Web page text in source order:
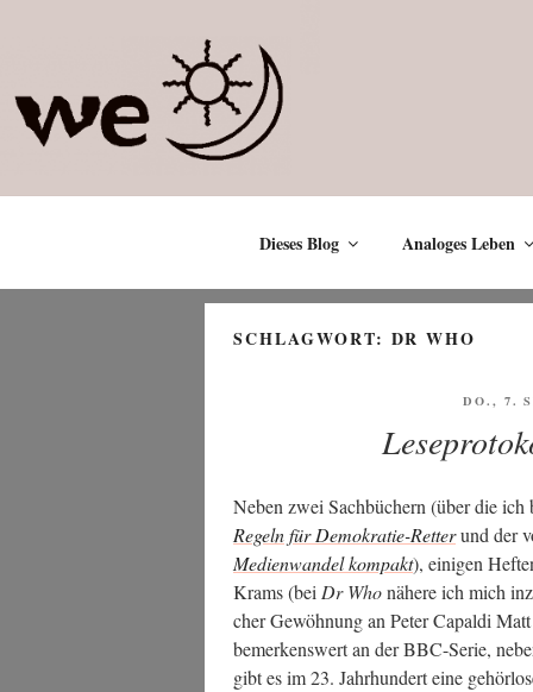
Dieses Blog Analoges Leben
SCHLAGWORT: DR WHO
DO., 7.
Neben zwei Sach­bü­chern (über die ich
Regeln für Demo­kra­tie-Ret­terund der
Medi­en­wan­del kom­pakt), eini­gen
Krams (bei Dr Whonähe­re ich mich
cher Gewöh­nung an Peter Capal­di
bemer­kens­wert an der BBC-Serie,
gibt es im 23. Jahr­hun­dert eine